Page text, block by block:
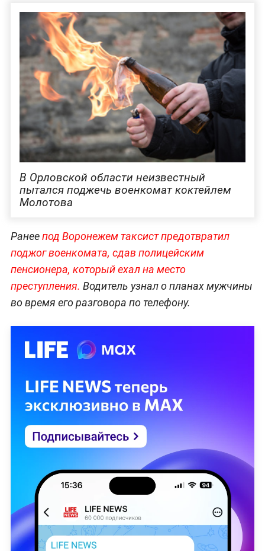
В Орловской области неизвестный
пытался поджечь военкомат коктейлем
Молотова
Ранеепод Воронежем таксист предотвратил
поджог военкомата, сдав полицейским
пенсионера, который ехал на место
преступления. Водитель узнал о планах мужчины
во время его разговора по телефону.